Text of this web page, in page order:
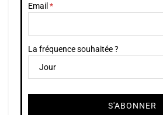
Email
La fréquence souhaitée ?